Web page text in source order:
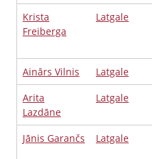
Krista
Freiberga
Latgale
Ainārs Vilnis Latgale
Arita
Lazdāne
Latgale
Jānis Garančs Latgale